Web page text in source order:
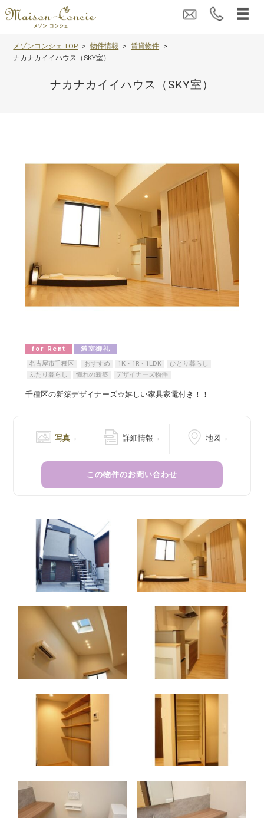
メゾンコンシェ TOP 物件情報
賃貸物件
ナカナカイイハウス（SKY室）
ナカナカイイハウス（SKY室）
for Rent
満室御礼
名古屋市千種区
おすすめ 1K・1R・1LDK
ひとり暮らし
ふたり暮らし
憧れの新築 デザイナーズ物件
千種区の新築デザイナーズ☆嬉しい家具家電付き！！
写真 詳細情報 地図
この物件のお問い合わせ